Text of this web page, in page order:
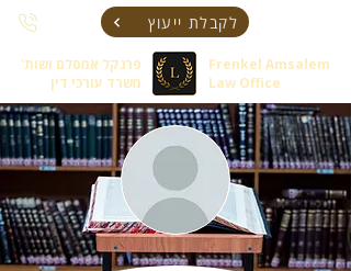
לקבלת ייעוץ
פרנקל אמסלם ושות'
משרד עורכי דין
Frenkel Amsalem
Law Office